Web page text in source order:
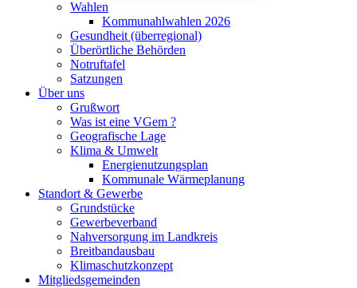
Wahlen
Kommunahlwahlen 2026
Gesundheit (überregional)
Überörtliche Behörden
Notruftafel
Satzungen
Über uns
Grußwort
Was ist eine VGem ?
Geografische Lage
Klima & Umwelt
Energienutzungsplan
Kommunale Wärmeplanung
Standort & Gewerbe
Grundstücke
Gewerbeverband
Nahversorgung im Landkreis
Breitbandausbau
Klimaschutzkonzept
Mitgliedsgemeinden